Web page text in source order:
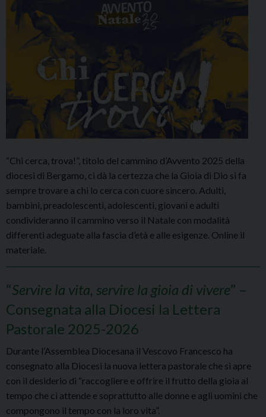
“Chi cerca, trova!”, titolo del cammino d’Avvento 2025 della
diocesi di Bergamo, ci dà la certezza che la Gioia di Dio si fa
sempre trovare a chi lo cerca con cuore sincero. Adulti,
bambini, preadolescenti, adolescenti, giovani e adulti
condivideranno il cammino verso il Natale con modalità
differenti adeguate alla fascia d’età e alle esigenze. Online il
materiale.
“Servire la vita, servire la gioia di vivere” –
Consegnata alla Diocesi la Lettera
Pastorale 2025-2026
Durante l’Assemblea Diocesana il Vescovo Francesco ha
consegnato alla Diocesi la nuova lettera pastorale che si apre
con il desiderio di “raccogliere e offrire il frutto della gioia al
tempo che ci attende e soprattutto alle donne e agli uomini che
compongono il tempo con la loro vita”.